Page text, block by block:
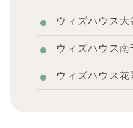
ウィズハウス大
ウィズハウス南
ウィズハウス花